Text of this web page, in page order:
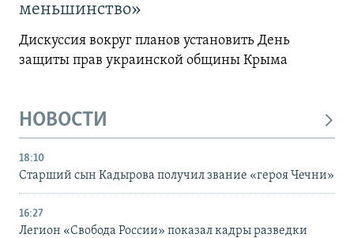
меньшинство»
Дискуссия вокруг планов установить День
защиты прав украинской общины Крыма
НОВОСТИ
18:10
Старший сын Кадырова получил звание «героя Чечни»
16:27
Легион «Свобода России» показал кадры разведки